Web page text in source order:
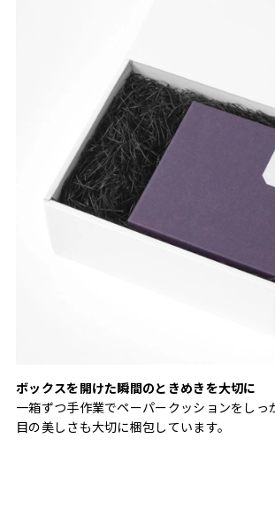
ボックスを開けた瞬間のときめきを大切に
一箱ずつ手作業でペーパークッションをしっ
目の美しさも大切に梱包しています。